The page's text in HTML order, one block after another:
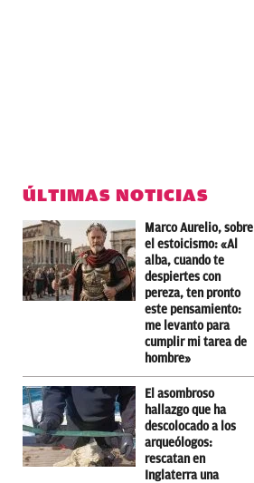
ÚLTIMAS NOTICIAS
Marco Aurelio, sobre
el estoicismo: «Al
alba, cuando te
despiertes con
pereza, ten pronto
este pensamiento:
me levanto para
cumplir mi tarea de
hombre»
El asombroso
hallazgo que ha
descolocado a los
arqueólogos:
rescatan en
Inglaterra una